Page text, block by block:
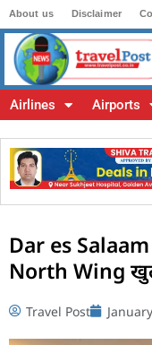
About us Disclaimer
Airlines Airports
Dar es
North Wing
Travel Post